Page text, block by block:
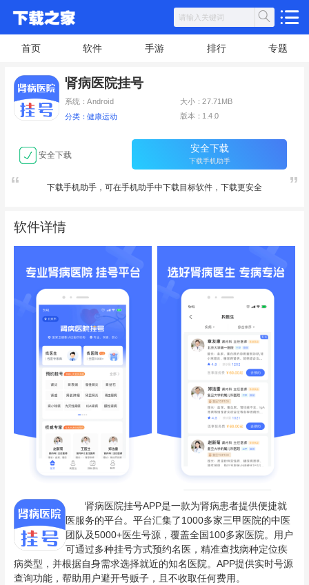
首页 软件 手游 排行 专题
肾病医院挂号
系统：Android 大小：27.71MB
分类：健康运动 版本：1.4.0
安全下载
安全下载
下载手机助手
下载手机助手，可在手机助手中下载目标软件，下载更安全
软件详情
肾病医院挂号APP是一款为肾病患者提供便捷就
医服务的平台。平台汇集了1000多家三甲医院的中医
团队及5000+医生号源，覆盖全国100多家医院。用户
可通过多种挂号方式预约名医，精准查找病种定位疾
病类型，并根据自身需求选择就近的知名医院。APP提供实时号源
查询功能，帮助用户避开号贩子，且不收取任何费用。